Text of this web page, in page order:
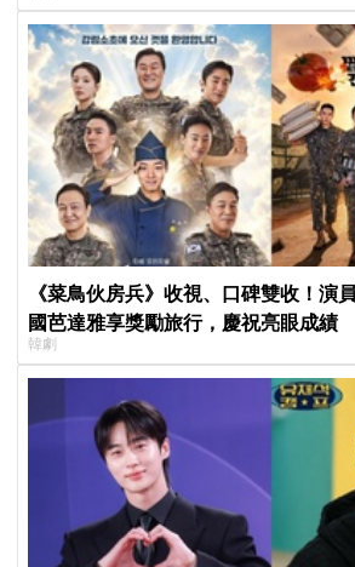
《菜鳥伙房兵》收視、口碑雙收！演
國芭達雅享獎勵旅行，慶祝亮眼成績
韓劇